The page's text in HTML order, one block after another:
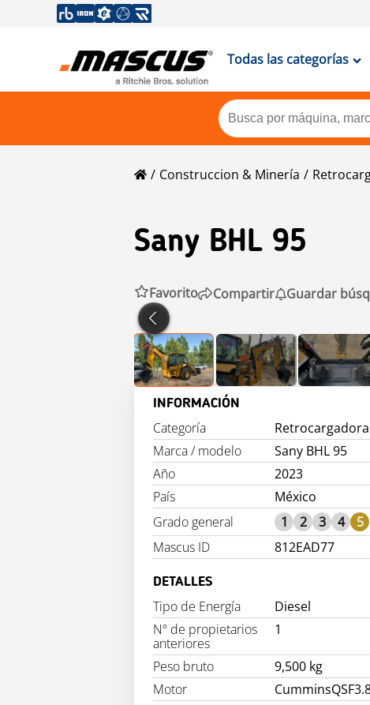
Todas las categorías
Construccion & Minería
Sany BHL 95
Favorito
Compartir Guardar
INFORMACIÓN
Categoría
Marca / modelo
Sany BHL 95
Año
2023
País
México
Grado general
1 2 3 4
5
Mascus ID
812EAD77
DETALLES
Tipo de Energía Diesel
Nº de propietarios
anteriores
1
Peso bruto 9,500 kg
Motor